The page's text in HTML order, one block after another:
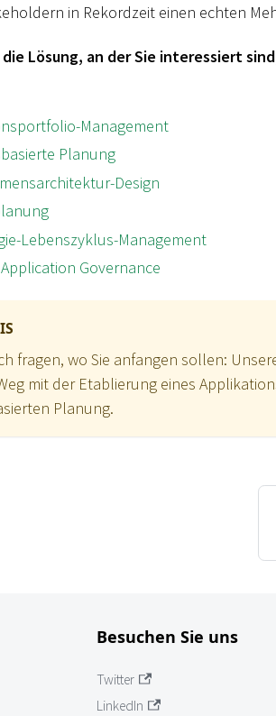
in Rekordzeit einen echten
die Lösung, an der Sie interessiert
Management
Planung
Design
Lebenszyklus-Management
Governance
fragen, wo Sie anfangen sollen:
mit der Etablierung eines
Planung.
Besuchen Sie uns
Twitter
LinkedIn